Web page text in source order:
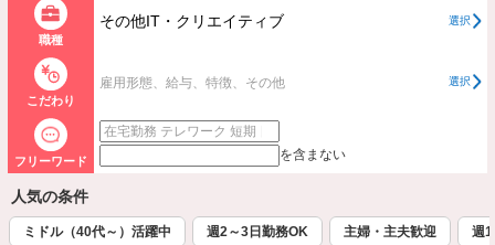
職種
その他IT・クリエイティブ 選択
こだわり
雇用形態、給与、特徴、その他 選択
フリーワード を含まない
人気の条件
ミドル（40代～）活躍中 週2～3日勤務OK 主婦・主夫歓迎 週